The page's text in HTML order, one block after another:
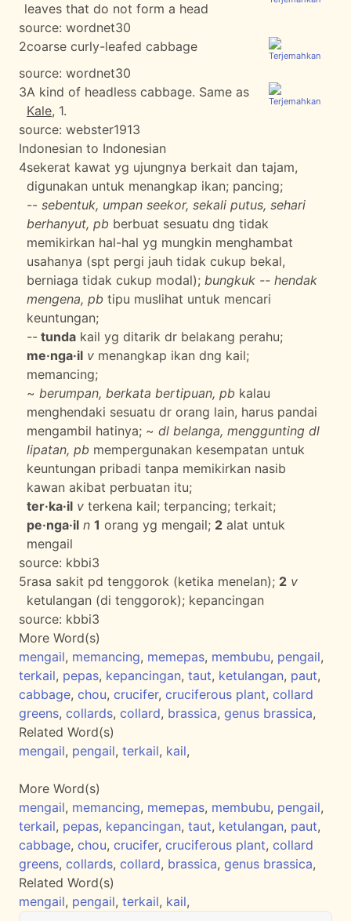
leaves that do not form a head
source: wordnet30
2coarse curly-leafed cabbage
source: wordnet30
3A kind of headless cabbage. Same as
Kale, 1.
source: webster1913
Indonesian to Indonesian
4sekerat kawat yg ujungnya berkait dan tajam,
digunakan untuk menangkap ikan; pancing;
-- sebentuk, umpan seekor, sekali putus, sehari
berhanyut, pb berbuat sesuatu dng tidak
memikirkan hal-hal yg mungkin menghambat
usahanya (spt pergi jauh tidak cukup bekal,
berniaga tidak cukup modal); bungkuk -- hendak
mengena, pb tipu muslihat untuk mencari
keuntungan;
-- tunda kail yg ditarik dr belakang perahu;
me·nga·il v menangkap ikan dng kail;
memancing;
~ berumpan, berkata bertipuan, pb kalau
menghendaki sesuatu dr orang lain, harus pandai
mengambil hatinya; ~ dl belanga, menggunting dl
lipatan, pb mempergunakan kesempatan untuk
keuntungan pribadi tanpa memikirkan nasib
kawan akibat perbuatan itu;
ter·ka·il v terkena kail; terpancing; terkait;
pe·nga·il n 1 orang yg mengail; 2 alat untuk
mengail
source: kbbi3
5rasa sakit pd tenggorok (ketika menelan); 2 v
ketulangan (di tenggorok); kepancingan
source: kbbi3
More Word(s)
mengail, memancing, memepas, membubu, pengail,
terkail, pepas, kepancingan, taut, ketulangan, paut,
cabbage, chou, crucifer, cruciferous plant, collard
greens, collards, collard, brassica, genus brassica,
Related Word(s)
mengail, pengail, terkail, kail,
More Word(s)
mengail, memancing, memepas, membubu, pengail,
terkail, pepas, kepancingan, taut, ketulangan, paut,
cabbage, chou, crucifer, cruciferous plant, collard
greens, collards, collard, brassica, genus brassica,
Related Word(s)
mengail, pengail, terkail, kail,